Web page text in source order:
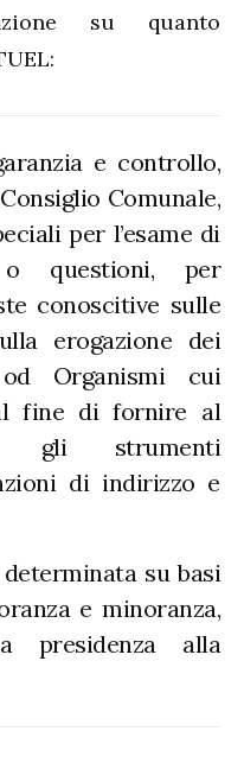
su quanto
e controllo,
Comunale,
per l’esame di
questioni, per
conoscitive sulle
erogazione dei
Organismi cui
fine di fornire al
gli strumenti
di indirizzo e
su basi
e minoranza,
presidenza alla